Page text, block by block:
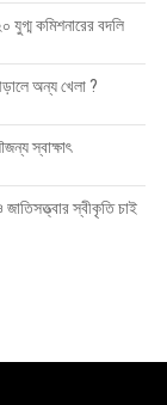
কমিশনারের বদলি
অন্য খেলা ?
স্বাক্ষাৎ
স্বীকৃতি চাই